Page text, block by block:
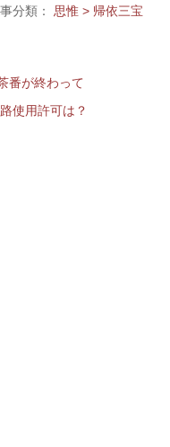
分類： 思惟 > 帰依三宝
番が終わって
使用許可は？